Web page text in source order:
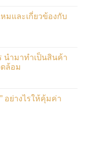
มและเกี่ยวข้องกับ
นำมาทำเป็นสินค้า
ล้อม
อย่างไรให้คุ้มค่า